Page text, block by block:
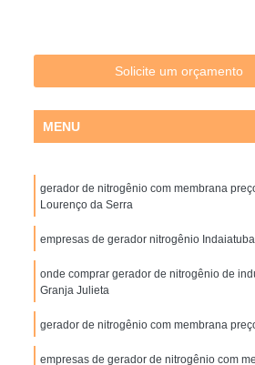
Filtro Ar Coalescente
Filtro Coalescente para Ar
de Ar Coalescente
Gerador de Nitrogênio de
Gerador de Nitrogênio para
de Rede de Ar Comprimido
Solicite um orçamento
MENU
gerador de nitrogênio com membrana
Lourenço da Serra
empresas de gerador nitrogênio Indaiatuba
onde comprar gerador de nitrogênio de
Granja Julieta
gerador de nitrogênio com membrana
empresas de gerador de nitrogênio com